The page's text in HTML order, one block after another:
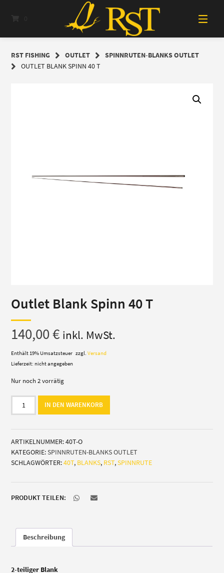
RST FISHING OUTLET
SPINNRUTEN-BLANKS OUTLET
OUTLET BLANK SPINN 40 T
Outlet Blank Spinn 40 T
140,00€ inkl. MwSt.
Enthält 19% Umsatzsteuer zzgl.Versand
Lieferzeit: nicht angegeben
Nur noch 2 vorrätig
Outlet
Blank
T
Menge
IN DEN WARENKORB
ARTIKELNUMMER:40T-O
KATEGORIE:SPINNRUTEN-BLANKS OUTLET
SCHLAGWÖRTER:40T, BLANKS, RST,SPINNRUTE
PRODUKT TEILEN:
Beschreibung
2-teiliger Blank